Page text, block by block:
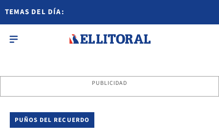
TEMAS DEL DÍA:
PUBLICIDAD
PUÑOS DEL RECUERDO